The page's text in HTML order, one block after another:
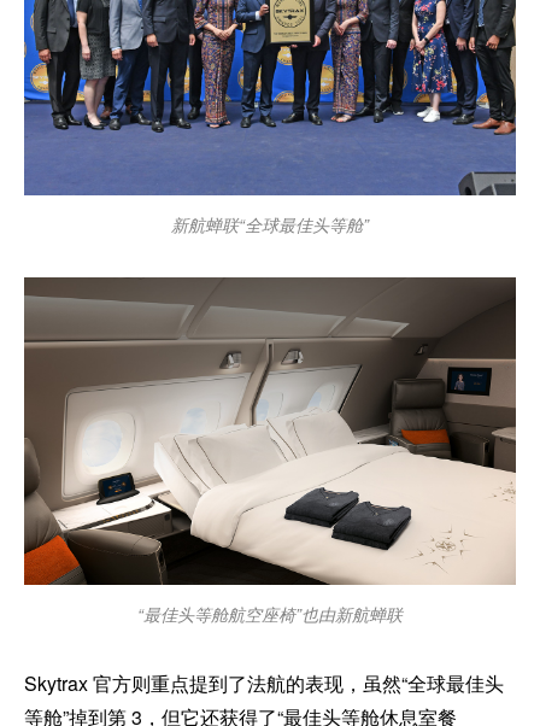
新航蝉联“全球最佳头等舱”
“最佳头等舱航空座椅”也由新航蝉联
Skytrax 官方则重点提到了法航的表现，虽然“全球最佳头
等舱”掉到第 3，但它还获得了“最佳头等舱休息室餐